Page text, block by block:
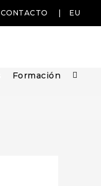
CONTACTO EU
Formación